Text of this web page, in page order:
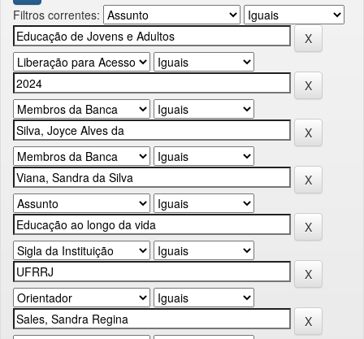
Filtros correntes: